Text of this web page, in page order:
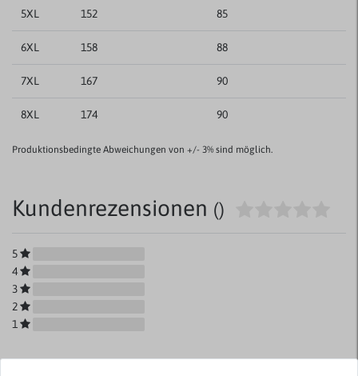
5XL 152 85
6XL 158 88
7XL 167 90
8XL 174 90
Produktionsbedingte Abweichungen von +/- 3% sind möglich.
Kundenrezensionen ()
5
4
3
2
1